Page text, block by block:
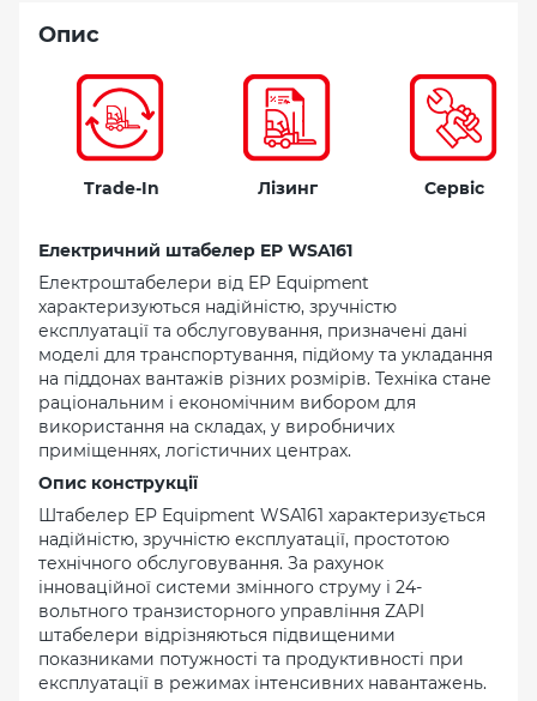
Опис
Trade-In Лізинг Сервіс
Електричний штабелер EP WSA161
Електроштабелери від EP Equipment
характеризуються надійністю, зручністю
експлуатації та обслуговування, призначені дані
моделі для транспортування, підйому та укладання
на піддонах вантажів різних розмірів. Техніка стане
раціональним і економічним вибором для
використання на складах, у виробничих
приміщеннях, логістичних центрах.
Опис конструкції
Штабелер EP Equipment WSA161 характеризується
надійністю, зручністю експлуатації, простотою
технічного обслуговування. За рахунок
інноваційної системи змінного струму і 24-
вольтного транзисторного управління ZAPI
штабелери відрізняються підвищеними
показниками потужності та продуктивності при
експлуатації в режимах інтенсивних навантажень.